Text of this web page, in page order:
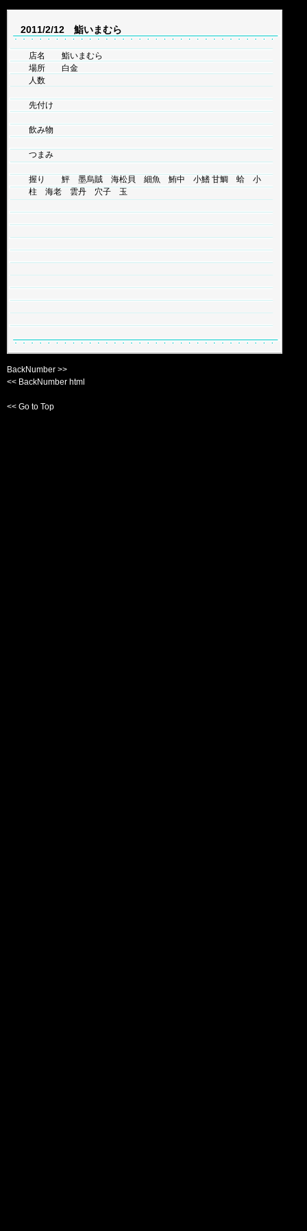
2011/2/12 鮨いまむら
店名 鮨いまむら
場所 白金
人数
先付け
飲み物
つまみ
握り 鮃 墨烏賊 海松貝 細魚 鮪中 小鰭 甘鯛 蛤 小
柱 海老 雲丹 穴子 玉
BackNumber >>
<< BackNumber html
<< Go to Top